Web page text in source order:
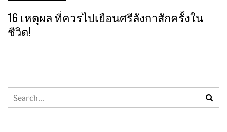
16 เหตุผล ที่ควรไปเยือนศรีลังกาสักครั้งใน
ชีวิต!